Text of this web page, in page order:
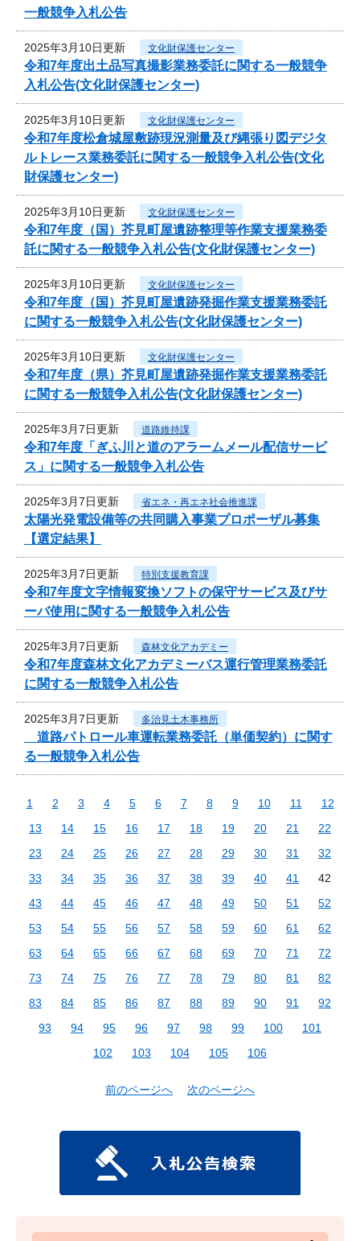
一般競争入札公告
2025年3月10日更新 文化財保護センター
令和7年度出土品写真撮影業務委託に関する一般競争
入札公告(文化財保護センター)
2025年3月10日更新 文化財保護センター
令和7年度松倉城屋敷跡現況測量及び縄張り図デジタ
ルトレース業務委託に関する一般競争入札公告(文化
財保護センター)
2025年3月10日更新 文化財保護センター
令和7年度（国）芥見町屋遺跡整理等作業支援業務委
託に関する一般競争入札公告(文化財保護センター)
2025年3月10日更新 文化財保護センター
令和7年度（国）芥見町屋遺跡発掘作業支援業務委託
に関する一般競争入札公告(文化財保護センター)
2025年3月10日更新 文化財保護センター
令和7年度（県）芥見町屋遺跡発掘作業支援業務委託
に関する一般競争入札公告(文化財保護センター)
2025年3月7日更新 道路維持課
令和7年度「ぎふ川と道のアラームメール配信サービ
ス」に関する一般競争入札公告
2025年3月7日更新 省エネ・再エネ社会推進課
太陽光発電設備等の共同購入事業プロポーザル募集
【選定結果】
2025年3月7日更新 特別支援教育課
令和7年度文字情報変換ソフトの保守サービス及びサ
ーバ使用に関する一般競争入札公告
2025年3月7日更新 森林文化アカデミー
令和7年度森林文化アカデミーバス運行管理業務委託
に関する一般競争入札公告
2025年3月7日更新 多治見土木事務所
道路パトロール車運転業務委託（単価契約）に関す
る一般競争入札公告
1 2 3 4 5 6 7 8 9 10 11
12
13
14 15 16 17 18 19 20 21
22
23
24 25 26 27 28 29 30 31
32
33
34 35 36 37 38 39 40 41
42
43
44 45 46 47 48 49 50 51
52
53
54 55 56 57 58 59 60 61
62
63
64 65 66 67 68 69 70 71
72
73
74 75 76 77 78 79 80 81
82
83
84 85 86 87 88 89 90 91
92
93
94 95 96 97 98 99 100
101
102
103 104 105 106
前のページへ 次のページへ